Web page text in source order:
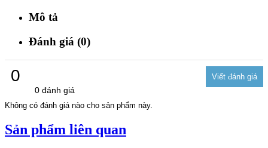
Mô tả
Đánh giá (0)
0
0 đánh giá
Không có đánh giá nào cho sản phẩm này.
Sản phẩm liên quan